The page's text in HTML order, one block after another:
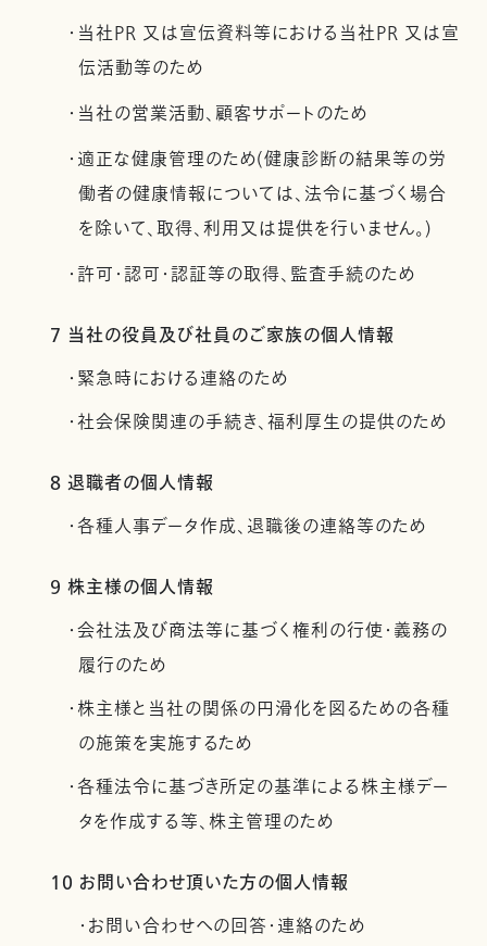
・当社PR 又は宣伝資料等における当社PR 又は宣
伝活動等のため
・当社の営業活動、顧客サポートのため
・適正な健康管理のため(健康診断の結果等の労
働者の健康情報については、法令に基づく場合
を除いて、取得、利用又は提供を行いません。)
・許可・認可・認証等の取得、監査手続のため
7 当社の役員及び社員のご家族の個人情報
・緊急時における連絡のため
・社会保険関連の手続き、福利厚生の提供のため
8 退職者の個人情報
・各種人事データ作成、退職後の連絡等のため
9 株主様の個人情報
・会社法及び商法等に基づく権利の行使・義務の
履行のため
・株主様と当社の関係の円滑化を図るための各種
の施策を実施するため
・各種法令に基づき所定の基準による株主様デー
タを作成する等、株主管理のため
10 お問い合わせ頂いた方の個人情報
・お問い合わせへの回答・連絡のため